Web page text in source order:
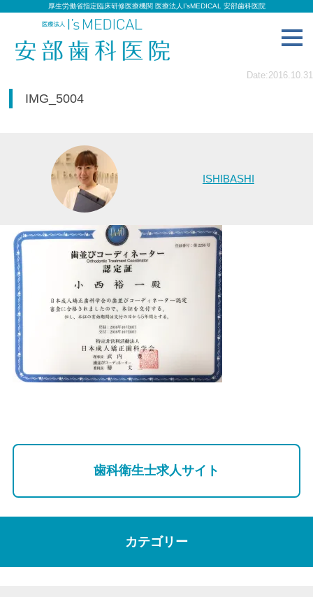
厚生労働省指定臨床研修医療機関 医療法人I’sMEDICAL 安部歯科医院
Date:2016.10.31
IMG_5004
ISHIBASHI
歯科衛生士求人サイト
カテゴリー